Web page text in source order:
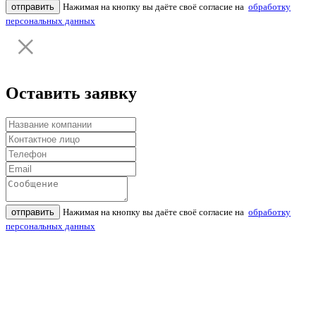
отправить Нажимая на кнопку вы даёте своё согласие на обработку
персональных данных
Оставить заявку
отправить Нажимая на кнопку вы даёте своё согласие на обработку
персональных данных